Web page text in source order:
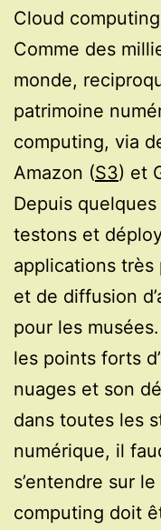
Cloud
Comme des
monde,
patrimoine
computing, via
Amazon (S3) et
Depuis
testons et
applications
et de diffusion
pour les
les points forts
nuages et son
dans toutes les
numérique, il
s’entendre sur
computing doit